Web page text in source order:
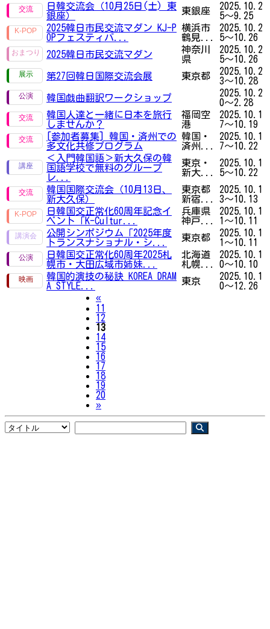
日韓交流会（10月25日(土) 東
銀座）
東銀座
2025.10.2
5～9.25
2025韓日市民交流マダン KJ-P
OPフェスティバ...
横浜市
鶴見...
2025.10.2
5～10.26
2025韓日市民交流マダン
神奈川
県
2025.10.2
5～10.26
第27回韓日国際交流会展
東京都
2025.10.2
3～10.28
韓国戯曲翻訳ワークショップ
2025.10.2
0～2.28
韓国人達と一緒に日本を旅行
しませんか？
福岡空
港
2025.10.1
7～10.19
[参加者募集] 韓国・済州での
多文化共修プログラム
韓国・
済州...
2025.10.1
7～10.22
＜入門韓国語＞新大久保の韓
国語学校で無料のグループ
レ...
東京・
新大...
2025.10.1
5～10.22
韓国国際交流会（10月13日、
新大久保）
東京都
新宿...
2025.10.1
3～10.13
日韓国交正常化60周年記念イ
ベント「K-Cultur...
兵庫県
神戸...
2025.10.1
1～10.11
公開シンポジウム「2025年度
トランスナショナル・シ...
東京都
2025.10.1
1～10.11
日韓国交正常化60周年2025札
幌市・大田広域市姉妹...
北海道
札幌...
2025.10.1
0～10.10
韓国的演技の秘訣 KOREA DRAM
A STYLE...
東京
2025.10.1
0～12.26
«Previous
11
12
13
14
15
16
17
18
19
20
»Next